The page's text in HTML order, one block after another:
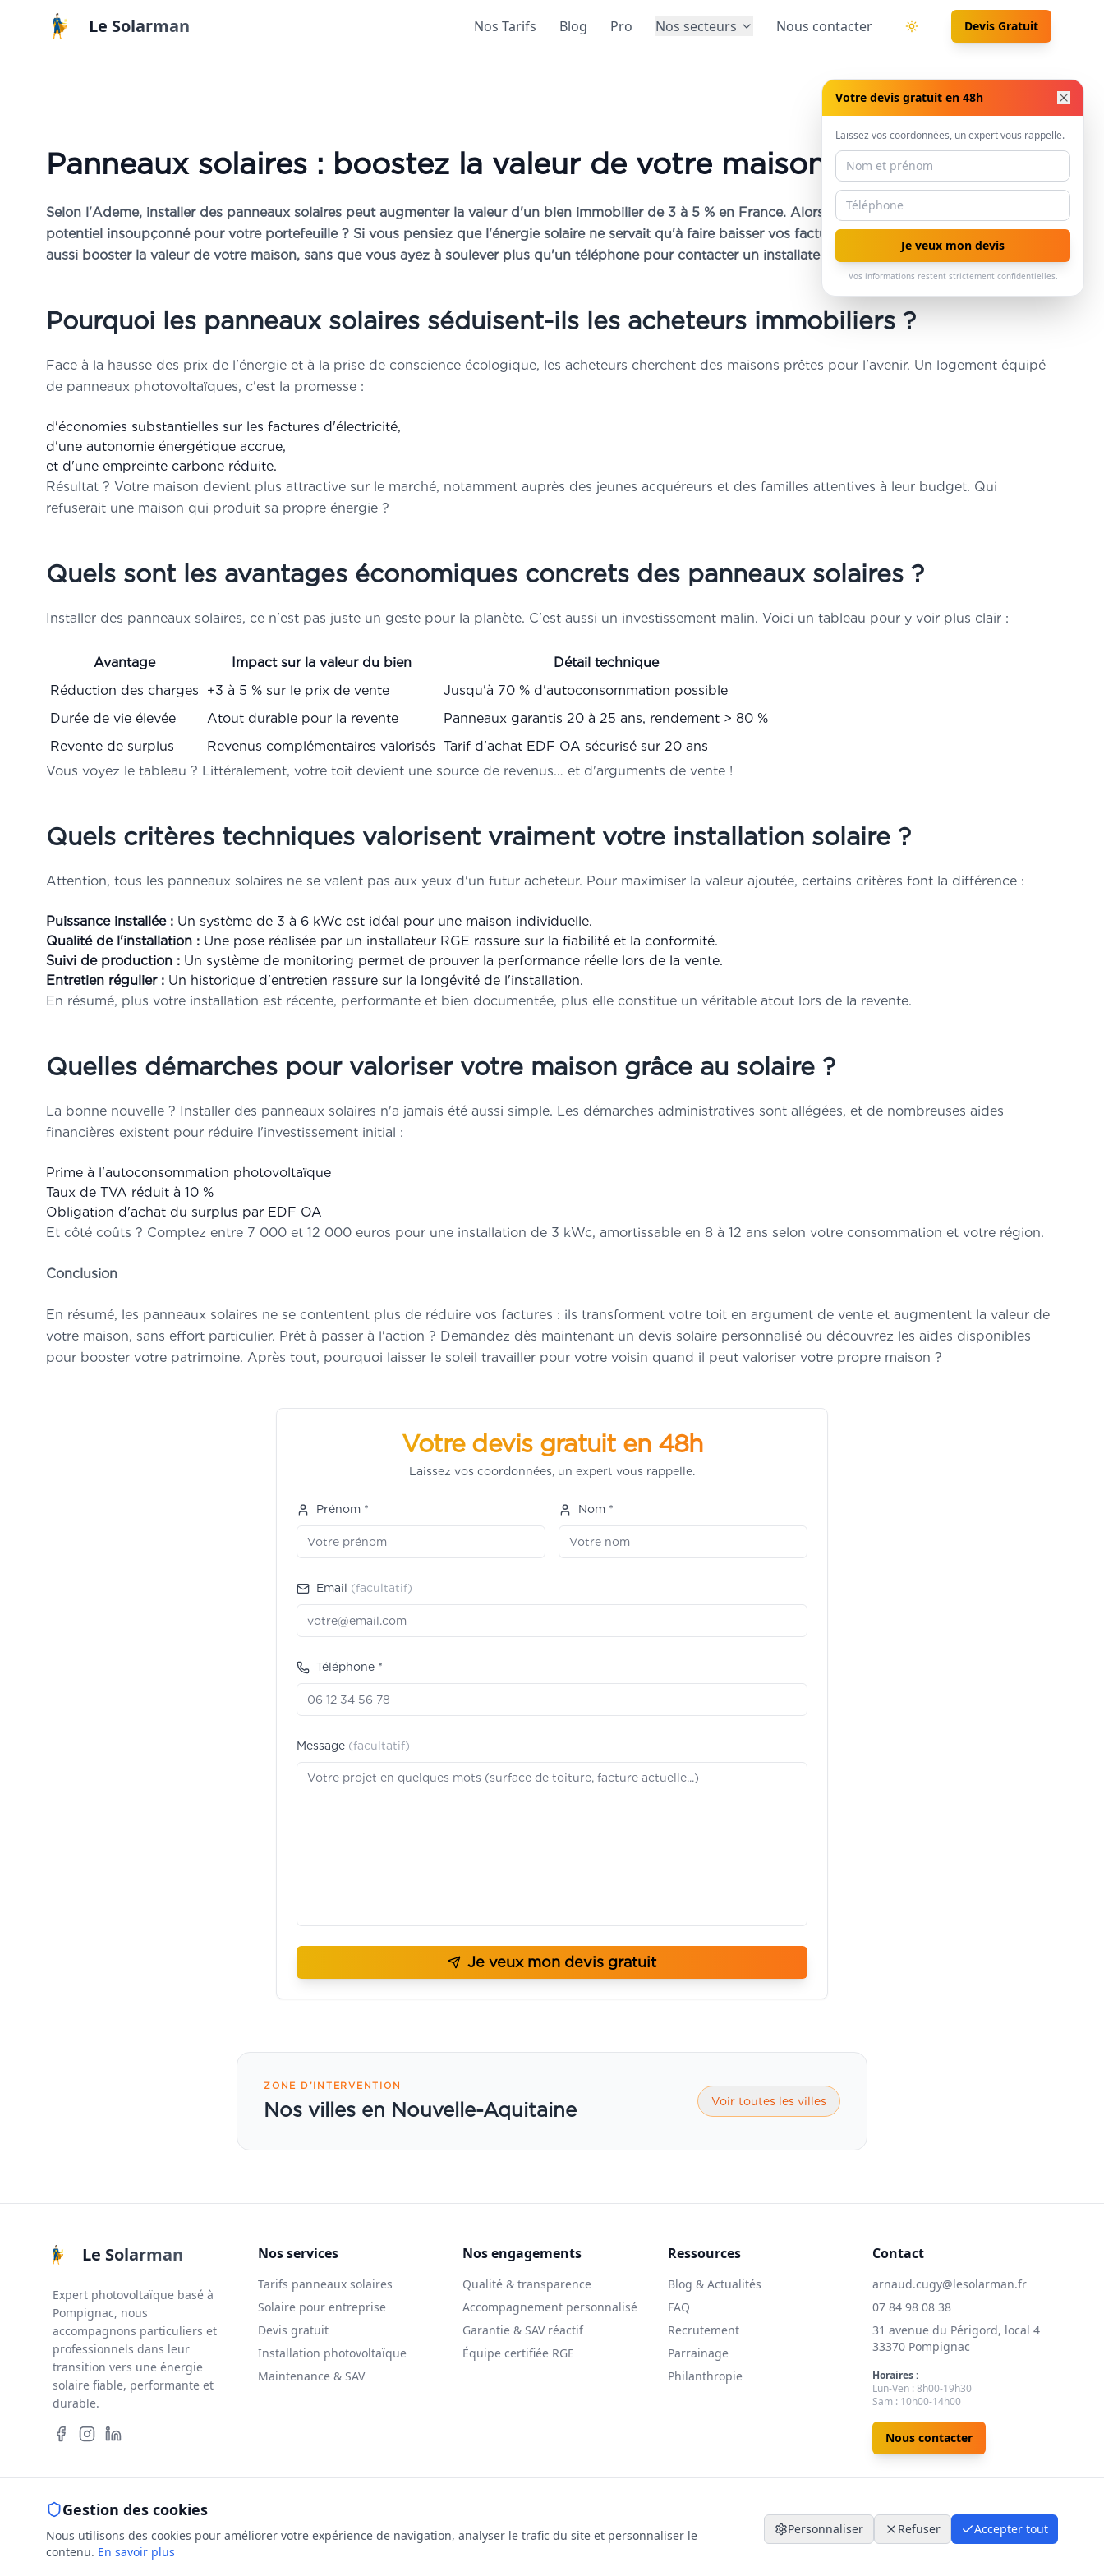
Aller au contenu principal
Le Solarman Nos Tarifs Blog Pro Nos secteurs Nous contacter Basculer le thème
Devis Gratuit
Arnaud Cugy
par Arnaud Cugy, expert
»Les 3 critèresessentiels pour une
installation rentable
»Commentanalyser votre facture
Comment
calculer la production
et estimer vos économies
matériel
»Éviter les
»S'installerau bon prix
Vos informations restent strictement
Se faire Contacter
Panneaux solaires : boostez la valeur de votre maison sans effort
Selon l'Ademe, installer des panneaux solaires peut augmenter la valeur d'un bien immobilier de 3 à 5 % en France. Alors, votre toiture cache-t-elle un
potentiel insoupçonné pour votre portefeuille ? Si vous pensiez que l'énergie solaire ne servait qu'à faire baisser vos factures, détrompez-vous : elle peut
aussi booster la valeur de votre maison, sans que vous ayez à soulever plus qu'un téléphone pour contacter un installateur.
Pourquoi les panneaux solaires séduisent-ils les acheteurs immobiliers ?
Face à la hausse des prix de l'énergie et à la prise de conscience écologique, les acheteurs cherchent des maisons prêtes pour l'avenir. Un logement équipé
de panneaux photovoltaïques, c'est la promesse :
d'économies substantielles sur les factures d'électricité,
d'une autonomie énergétique accrue,
et d'une empreinte carbone réduite.
Résultat ? Votre maison devient plus attractive sur le marché, notamment auprès des jeunes acquéreurs et des familles attentives à leur budget. Qui
refuserait une maison qui produit sa propre énergie ?
Quels sont les avantages économiques concrets des panneaux solaires ?
Installer des panneaux solaires, ce n'est pas juste un geste pour la planète. C'est aussi un investissement malin. Voici un tableau pour y voir plus clair :
Avantage Impact sur la valeur du bien
Détail technique
Réduction des charges
+3 à 5 % sur le prix de vente
Jusqu'à 70 % d'autoconsommation possible
Durée de vie élevée
Atout durable pour la revente
Panneaux garantis 20 à 25 ans, rendement > 80 %
Revente de surplus
Revenus complémentaires valorisés Tarif d'achat EDF OA sécurisé sur 20 ans
Vous voyez le tableau ? Littéralement, votre toit devient une source de revenus… et d'arguments de vente !
Quels critères techniques valorisent vraiment votre installation solaire ?
Attention, tous les panneaux solaires ne se valent pas aux yeux d'un futur acheteur. Pour maximiser la valeur ajoutée, certains critères font la différence :
Puissance installée : Un système de 3 à 6 kWc est idéal pour une maison individuelle.
Qualité de l'installation : Une pose réalisée par un installateur RGE rassure sur la fiabilité et la conformité.
Suivi de production : Un système de monitoring permet de prouver la performance réelle lors de la vente.
Entretien régulier : Un historique d'entretien rassure sur la longévité de l'installation.
En résumé, plus votre installation est récente, performante et bien documentée, plus elle constitue un véritable atout lors de la revente.
Quelles démarches pour valoriser votre maison grâce au solaire ?
La bonne nouvelle ? Installer des panneaux solaires n'a jamais été aussi simple. Les démarches administratives sont allégées, et de nombreuses aides
financières existent pour réduire l'investissement initial :
Prime à l'autoconsommation photovoltaïque
Taux de TVA réduit à 10 %
Obligation d'achat du surplus par EDF OA
Et côté coûts ? Comptez entre 7 000 et 12 000 euros pour une installation de 3 kWc, amortissable en 8 à 12 ans selon votre consommation et votre région.
Conclusion
En résumé, les panneaux solaires ne se contentent plus de réduire vos factures : ils transforment votre toit en argument de vente et augmentent la valeur de
votre maison, sans effort particulier. Prêt à passer à l'action ? Demandez dès maintenant un devis solaire personnalisé ou découvrez les aides disponibles
pour booster votre patrimoine. Après tout, pourquoi laisser le soleil travailler pour votre voisin quand il peut valoriser votre propre maison ?
Votre devis gratuit en 48h
Laissez vos coordonnées, un expert vous rappelle.
Prénom * Nom *
Email (facultatif)
Téléphone *
Message (facultatif)
Je veux mon devis gratuit
ZONE D’INTERVENTION
Nos villes en Nouvelle-Aquitaine Voir toutes les villes
Le Solarman
Expert photovoltaïque basé à
Pompignac, nous
accompagnons particuliers et
professionnels dans leur
transition vers une énergie
solaire fiable, performante et
durable.
Nos services
Tarifs panneaux solaires
Solaire pour entreprise
Devis gratuit
Installation photovoltaïque
Maintenance & SAV
Nos engagements
Qualité & transparence
Accompagnement personnalisé
Garantie & SAV réactif
Équipe certifiée RGE
Ressources
Blog & Actualités
FAQ
Recrutement
Parrainage
Philanthropie
Contact
arnaud.cugy@lesolarman.fr
07 84 98 08 38
31 avenue du Périgord, local 4
33370 Pompignac
Horaires :
Lun-Ven : 8h00-19h30
Sam : 10h00-14h00
Nous contacter
Mentions légales|Politique de cookies |Gestion des cookies|Politique de confidentialité
Votre devis gratuit en 48h
Laissez vos coordonnées, un expert vous rappelle.
Je veux mon devis
Vos informations restent strictement confidentielles.
Gestion des cookies
Nous utilisons des cookies pour améliorer votre expérience de navigation, analyser le trafic du site et personnaliser le
contenu. En savoir plus
Personnaliser Refuser Accepter tout